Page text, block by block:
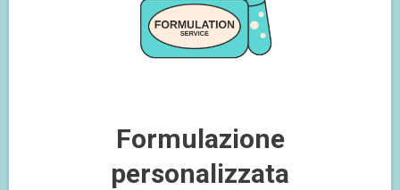
Formulazione
personalizzata